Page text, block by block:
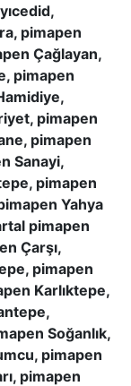
pimapen
Çağlayan,
pimapen
pimapen
pimapen
Sanayi,
pimapen
Yahya
pimapen
Çarşı,
pimapen
Karlıktepe,
Soğanlık,
pimapen
pimapen